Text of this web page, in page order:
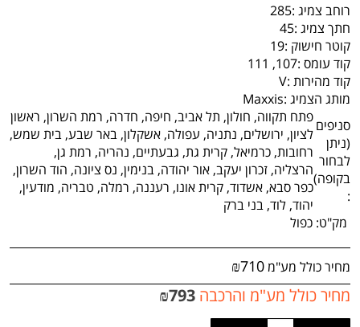
רוחב צמיג :285
חתך צמיג :45
קוטר חישוק :19
קוד עומס :107, 111
קוד מהירות :V
מותג הצמיג :Maxxis
סניפים
(ניתן
לבחור
בקופה)
:
פתח תקווה, חולון, תל אביב, חיפה, חדרה, רמת השרון, ראשון
לציון, ירושלים, נתניה, עפולה, אשקלון, באר שבע, בית שמש,
רחובות, כרמיאל, קרית גת, גבעתיים, נהריה, רמת גן,
הרצליה, זכרון יעקב, אור יהודה, בנימין, נס ציונה, הוד השרון,
כפר סבא, אשדוד, קרית אונו, רעננה, רמלה, טבריה, מודעין,
יהוד, לוד, בני ברק
מק"ט: כפול
מחיר כולל מע"מ ₪710
מחיר כולל מע"מ והרכבה ₪793